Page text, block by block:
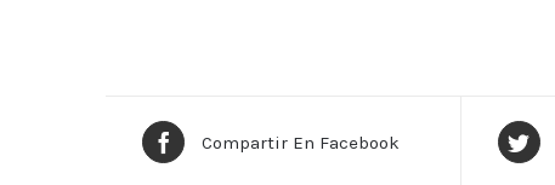
Compartir En Facebook